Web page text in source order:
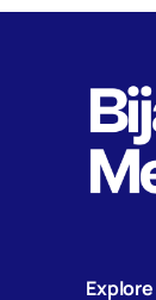
Explore